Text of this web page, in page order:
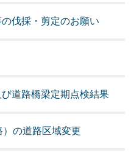
伐採・剪定のお願い
道路橋梁定期点検結果
の道路区域変更